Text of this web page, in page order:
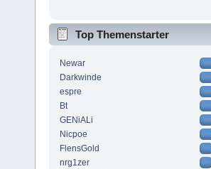
Top Themenstarter
Newar
Darkwinde
espre
Bt
GENiALi
Nicpoe
FlensGold
nrg1zer